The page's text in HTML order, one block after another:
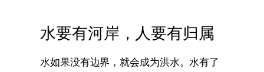
水要有河岸，人要有归属
水如果没有边界，就会成为洪水。水有了